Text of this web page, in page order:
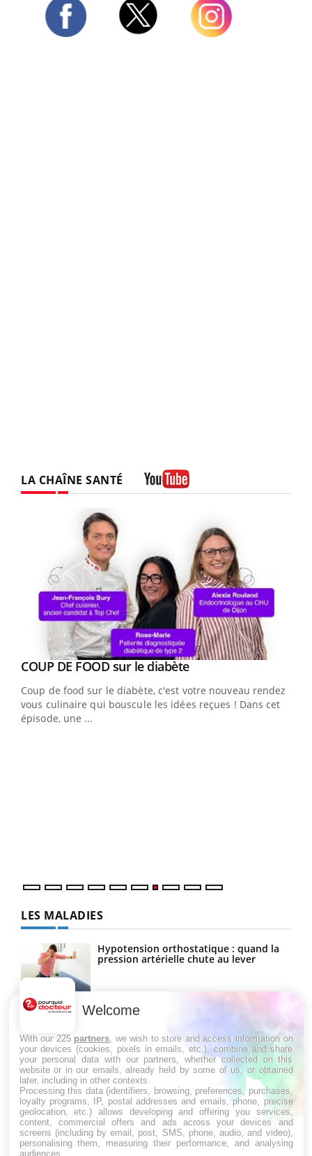
LA CHAÎNE SANTÉ
Youtube
COUP DE FOOD sur le diabèteYoutube
Coup de food sur le diabète, c'est votre nouveau rendez-
vous culinaire qui bouscule les idées reçues ! Dans cet
épisode, une ...
LES MALADIES
Hypotension orthostatique : quand la
pression artérielle chute au lever
Drépanocytose : une déformation des
globules rouges aux conséquences
Maladie de Charcot (Sclérose latérale
amyotrophique)
Welcome
With our 225 partners , we wish to store and access information on
your devices (cookies, pixels in emails, etc.), combine and share
your personal data with our partners, whether collected on this
website or in our emails, already held by some of us, or obtained
later, including in other contexts.
Processing this data (identifiers, browsing, preferences, purchases,
loyalty programs, IP, postal addresses and emails, phone, precise
geolocation, etc.) allows developing and offering you services,
content, commercial offers and ads across your devices and
screens (including by email, post, SMS, phone, audio, and video),
personalising them, measuring their performance, and analysing
audiences.